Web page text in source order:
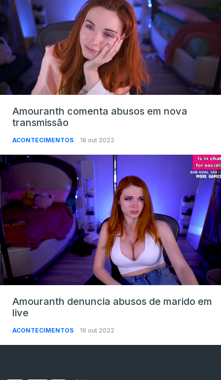
Amouranth comenta abusos em nova
transmissão
ACONTECIMENTOS 18 out 2022
Amouranth denuncia abusos de marido em
live
ACONTECIMENTOS 16 out 2022